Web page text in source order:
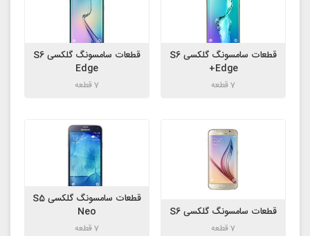
قطعات سامسونگ گلکسی S6
Edge+
7 قطعه
قطعات سامسونگ گلکسی S6
Edge
7 قطعه
قطعات سامسونگ گلکسی S6
7 قطعه
قطعات سامسونگ گلکسی S5
Neo
7 قطعه